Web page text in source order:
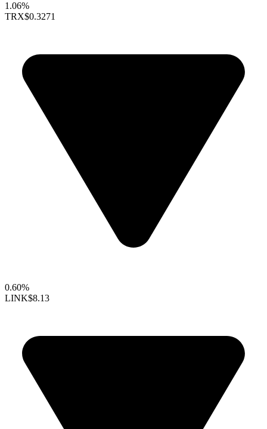
1.06%
TRX$0.3271
0.60%
LINK$8.13